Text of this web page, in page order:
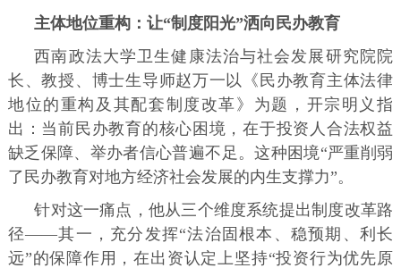
主体地位重构：让“制度阳光”洒向民办教育
西南政法大学卫生健康法治与社会发展研究院院
长、教授、博士生导师赵万一以《民办教育主体法律
地位的重构及其配套制度改革》为题，开宗明义指
出：当前民办教育的核心困境，在于投资人合法权益
缺乏保障、举办者信心普遍不足。这种困境“严重削弱
了民办教育对地方经济社会发展的内生支撑力”。
针对这一痛点，他从三个维度系统提出制度改革路
径——其一，充分发挥“法治固根本、稳预期、利长
远”的保障作用，在出资认定上坚持“投资行为优先原